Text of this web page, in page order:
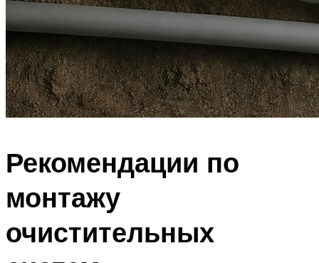
Рекомендации по
монтажу
очистительных